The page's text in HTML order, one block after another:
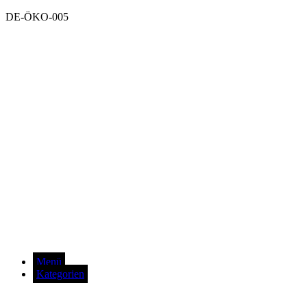
DE-ÖKO-005
Menü
Kategorien